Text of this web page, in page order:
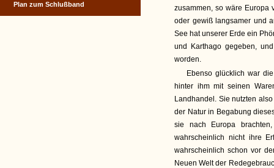
zusammen, so wäre Europa
oder gewiß langsamer und
See hat unserer Erde ein
und Karthago gegeben,
worden.
Ebenso glücklich war
hinter ihm mit seinen
Landhandel. Sie nutzten
der Natur in Begabung
sie nach Europa
wahrscheinlich nicht ihre
wahrscheinlich schon vor
Neuen Welt der
Plan zum Schlußband